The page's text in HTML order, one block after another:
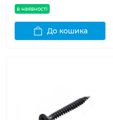
в наявності
До кошика